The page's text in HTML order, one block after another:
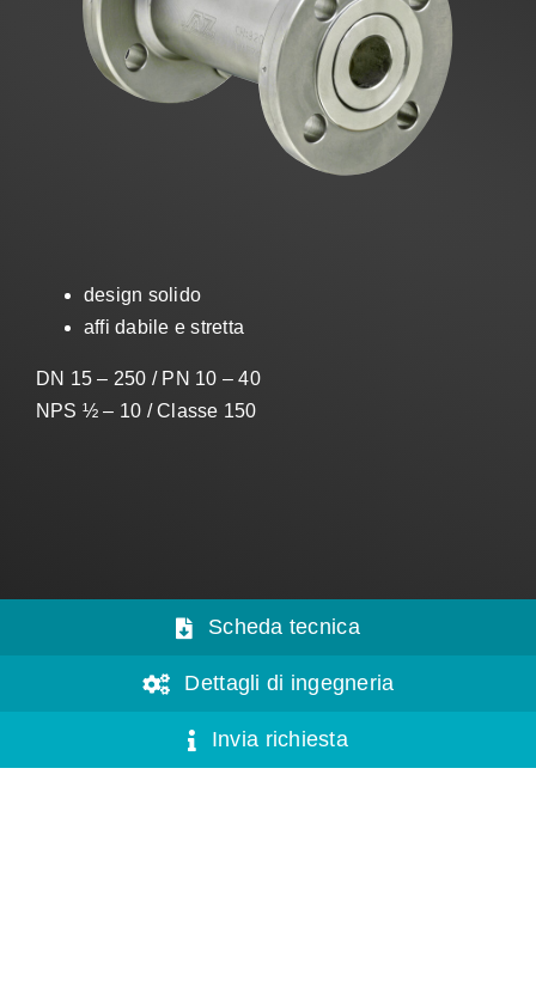
Vendite
design solido
affi dabile e stretta
DN 15 – 250 / PN 10 – 40
NPS ½ – 10 / Classe 150
Scheda tecnica
Dettagli di ingegneria
Invia richiesta